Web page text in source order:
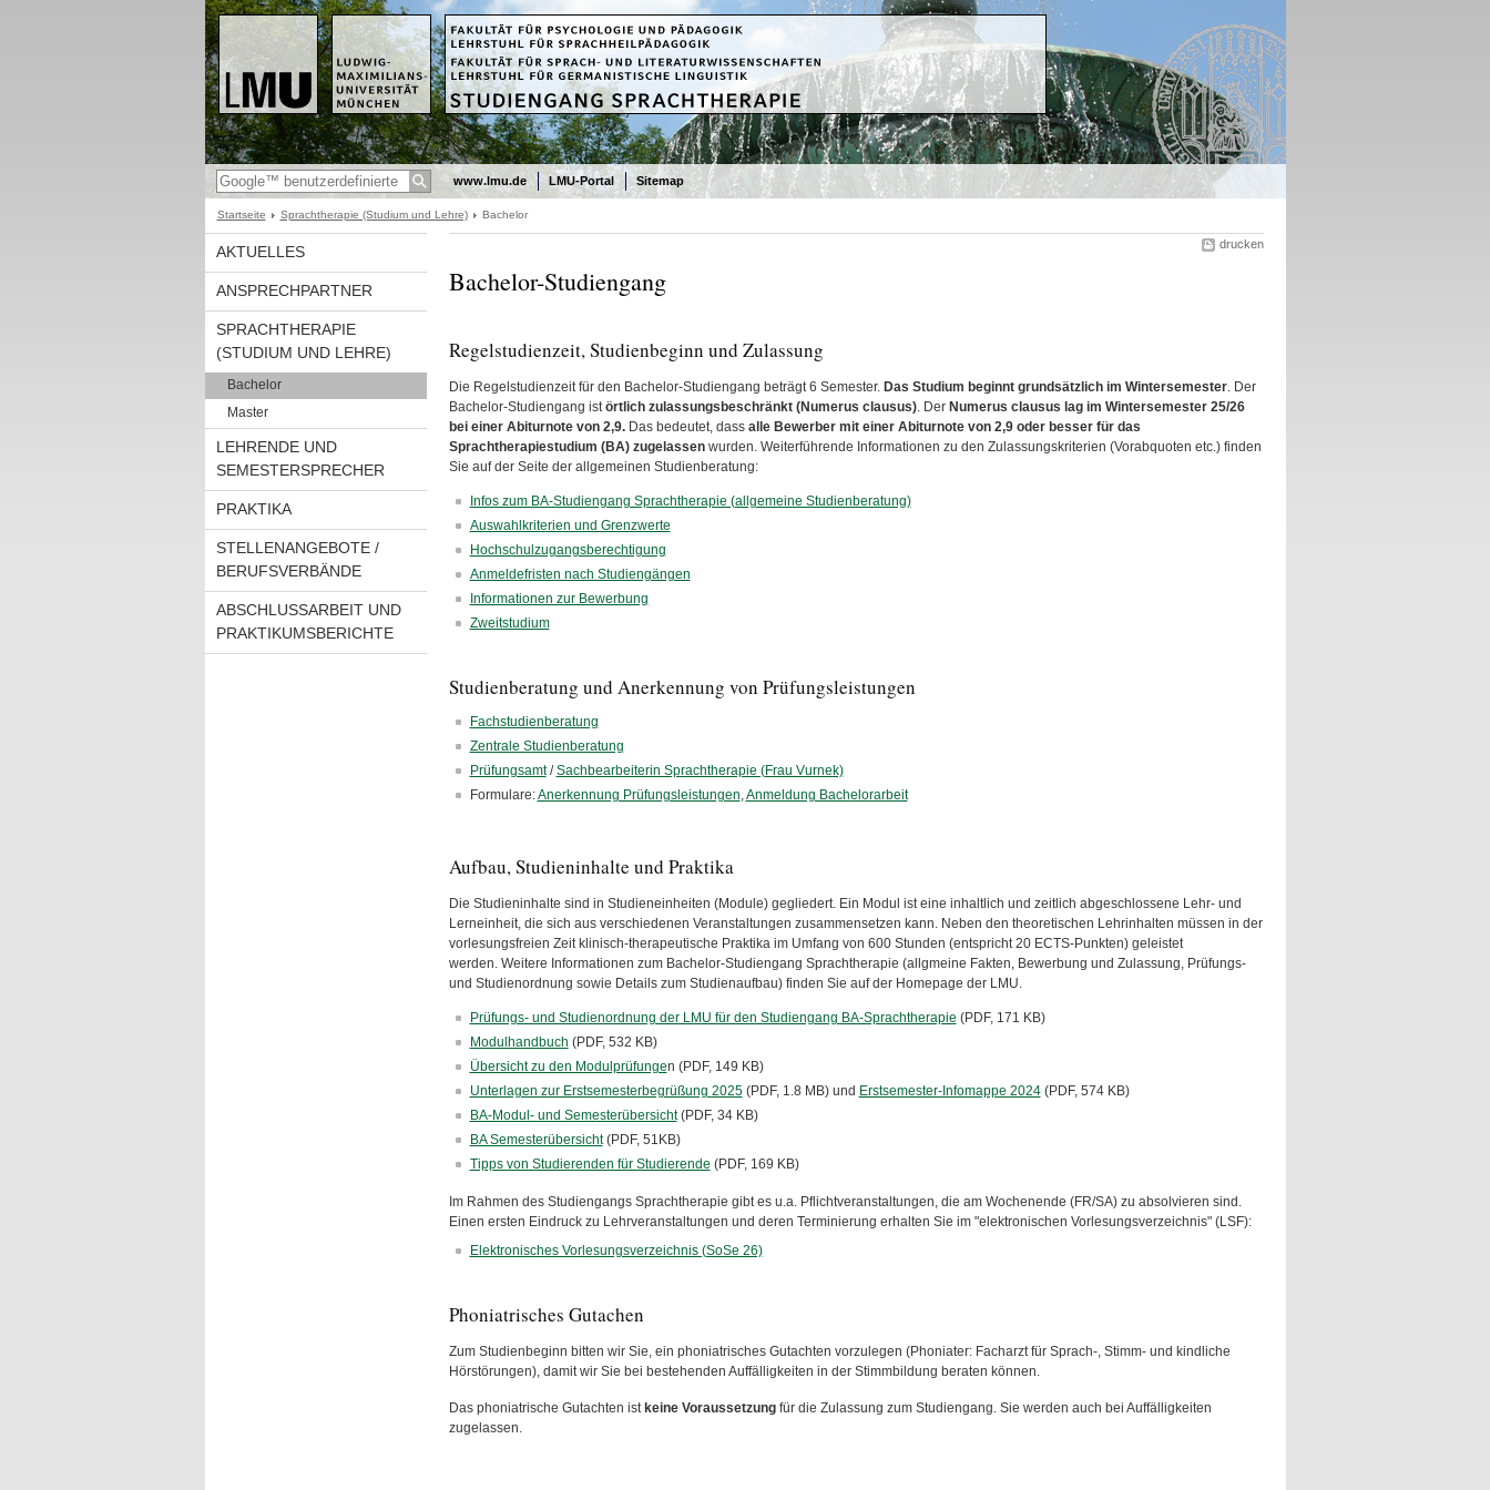
www.lmu.de LMU-Portal Sitemap
Startseite Sprachtherapie (Studium und Lehre) Bachelor
AKTUELLES
ANSPRECHPARTNER
SPRACHTHERAPIE
(STUDIUM UND LEHRE)
Bachelor
Master
LEHRENDE UND
SEMESTERSPRECHER
PRAKTIKA
STELLENANGEBOTE /
BERUFSVERBÄNDE
ABSCHLUSSARBEIT UND
PRAKTIKUMSBERICHTE
drucken
Bachelor-Studiengang
Regelstudienzeit, Studienbeginn und Zulassung
Die Regelstudienzeit für den Bachelor-Studiengang beträgt 6 Semester. Das Studium beginnt grundsätzlich im Wintersemester. Der
Bachelor-Studiengang istörtlich zulassungsbeschränkt (Numerus clausus). Der Numerus clausus lag im Wintersemester 25/26
bei einer Abiturnote von 2,9.Das bedeutet, dass alle Bewerber mit einer Abiturnote von 2,9 oder besser für das
Sprachtherapiestudium (BA) zugelassenwurden. Weiterführende Informationen zu den Zulassungskriterien (Vorabquoten etc.) finden
Sie auf der Seite der allgemeinen Studienberatung:
Infos zum BA-Studiengang Sprachtherapie (allgemeine Studienberatung)
Auswahlkriterien und Grenzwerte
Hochschulzugangsberechtigung
Anmeldefristen nach Studiengängen
Informationen zur Bewerbung
Zweitstudium
Studienberatung und Anerkennung von Prüfungsleistungen
Fachstudienberatung
Zentrale Studienberatung
Prüfungsamt/Sachbearbeiterin Sprachtherapie (Frau Vurnek)
Formulare:Anerkennung Prüfungsleistungen,Anmeldung Bachelorarbeit
Aufbau, Studieninhalte und Praktika
Die Studieninhalte sind in Studieneinheiten (Module) gegliedert. Ein Modul ist eine inhaltlich und zeitlich abgeschlossene Lehr- und
Lerneinheit, die sich aus verschiedenen Veranstaltungen zusammensetzen kann. Neben den theoretischen Lehrinhalten müssen in der
vorlesungsfreien Zeit klinisch-therapeutische Praktika im Umfang von 600 Stunden (entspricht 20 ECTS-Punkten) geleistet
werden. Weitere Informationen zum Bachelor-Studiengang Sprachtherapie (allgmeine Fakten, Bewerbung und Zulassung, Prüfungs-
und Studienordnung sowie Details zum Studienaufbau) finden Sie auf der Homepage der LMU.
Prüfungs- und Studienordnung der LMU für den Studiengang BA-Sprachtherapie (PDF, 171 KB)
Modulhandbuch (PDF, 532 KB)
Übersicht zu den Modulprüfungen (PDF, 149 KB)
Unterlagen zur Erstsemesterbegrüßung 2025(PDF, 1.8 MB) und Erstsemester-Infomappe 2024(PDF, 574 KB)
BA-Modul- und Semesterübersicht(PDF, 34 KB)
BA Semesterübersicht(PDF, 51KB)
Tipps von Studierenden für Studierende (PDF, 169 KB)
Im Rahmen des Studiengangs Sprachtherapie gibt es u.a. Pflichtveranstaltungen, die am Wochenende (FR/SA) zu absolvieren sind.
Einen ersten Eindruck zu Lehrveranstaltungen und deren Terminierung erhalten Sie im "elektronischen Vorlesungsverzeichnis" (LSF):
Elektronisches Vorlesungsverzeichnis (SoSe 26)
Phoniatrisches Gutachen
Zum Studienbeginn bitten wir Sie, ein phoniatrisches Gutachten vorzulegen (Phoniater: Facharzt für Sprach-, Stimm- und kindliche
Hörstörungen), damit wir Sie bei bestehenden Auffälligkeiten in der Stimmbildung beraten können.
Das phoniatrische Gutachten ist keine Voraussetzungfür die Zulassung zum Studiengang. Sie werden auch bei Auffälligkeiten
zugelassen.